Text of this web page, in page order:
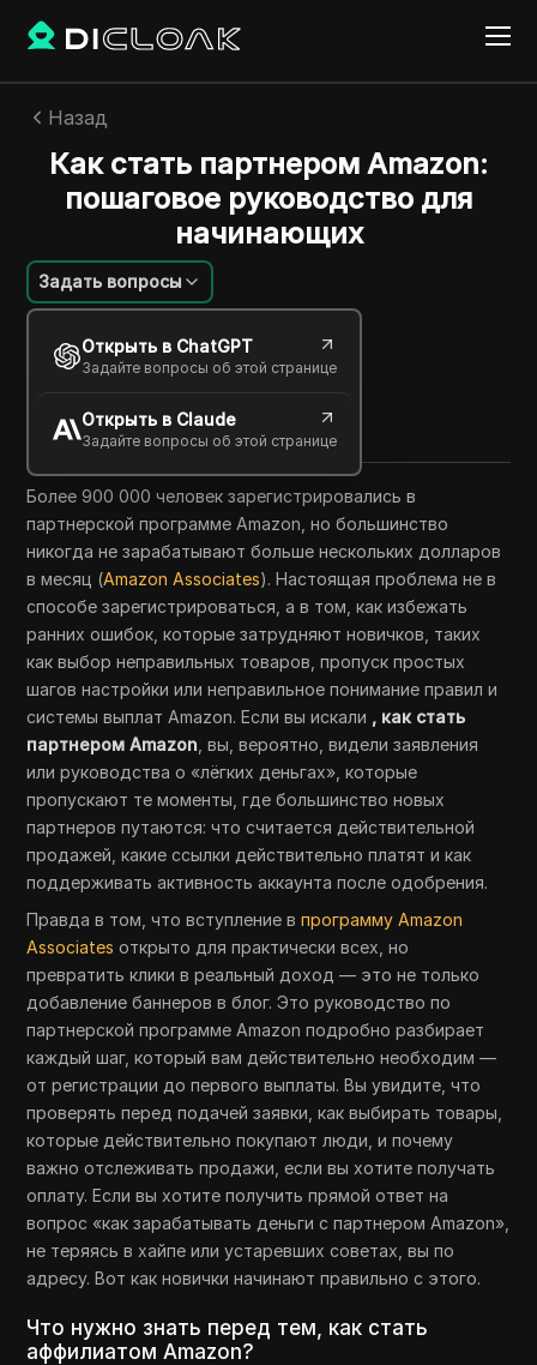
Назад
Как стать партнером Amazon:
пошаговое руководство для
начинающих
Задать вопросы
Открыть в ChatGPT
Задайте вопросы об этой странице
Открыть в Claude
Задайте вопросы об этой странице
Mariana Santos
02 июня 2026 6
минут
Copy Link
Более 900 000 человек зарегистрировались в
партнерской программе Amazon, но большинство
никогда не зарабатывают больше нескольких долларов
в месяц (Amazon Associates). Настоящая проблема не в
способе зарегистрироваться, а в том, как избежать
ранних ошибок, которые затрудняют новичков, таких
как выбор неправильных товаров, пропуск простых
шагов настройки или неправильное понимание правил и
системы выплат Amazon. Если вы искали , как стать
партнером Amazon , вы, вероятно, видели заявления
или руководства о «лёгких деньгах», которые
пропускают те моменты, где большинство новых
партнеров путаются: что считается действительной
продажей, какие ссылки действительно платят и как
поддерживать активность аккаунта после одобрения.
Правда в том, что вступление впрограмму Amazon
Associates открыто для практически всех, но
превратить клики в реальный доход — это не только
добавление баннеров в блог. Это руководство по
партнерской программе Amazon подробно разбирает
каждый шаг, который вам действительно необходим —
от регистрации до первого выплаты. Вы увидите, что
проверять перед подачей заявки, как выбирать товары,
которые действительно покупают люди, и почему
важно отслеживать продажи, если вы хотите получать
оплату. Если вы хотите получить прямой ответ на
вопрос «как зарабатывать деньги с партнером Amazon»,
не теряясь в хайпе или устаревших советах, вы по
адресу. Вот как новички начинают правильно с этого.
Что нужно знать перед тем, как стать
аффилиатом Amazon?